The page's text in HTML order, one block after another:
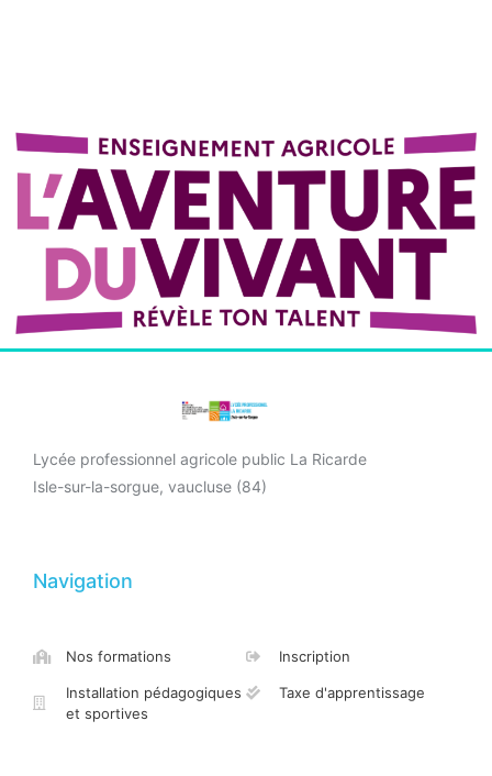
Lycée professionnel agricole public La Ricarde
Isle-sur-la-sorgue, vaucluse (84)
Navigation
Nos formations
Installation pédagogiques
et sportives
Inscription
Taxe d'apprentissage